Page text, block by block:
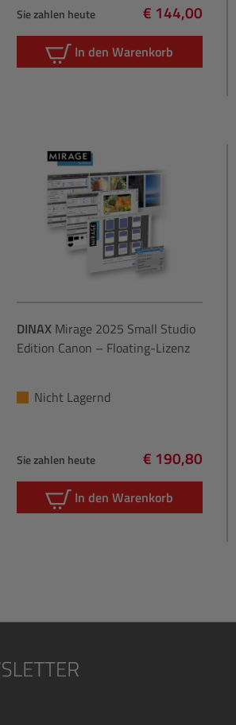
Sie zahlen heute
Regulärer Preis:
€ 144,00
In den Warenkorb
DINAXMirage 2025 Small Studio
Edition Canon – Floating-Lizenz
Nicht Lagernd
Sie zahlen heute
Regulärer Preis:
€ 190,80
In den Warenkorb